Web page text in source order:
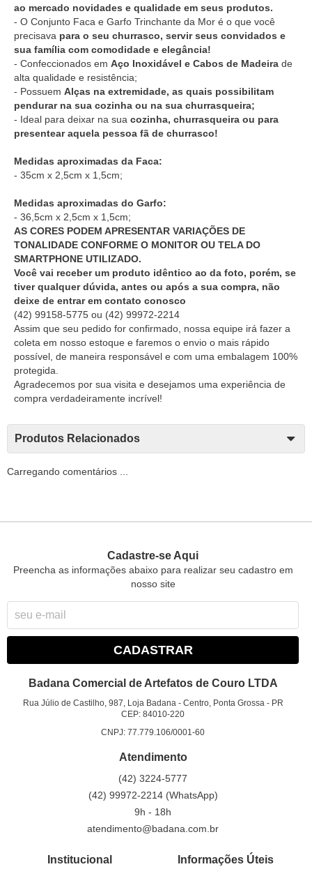
ao mercado novidades e qualidade em seus produtos.
- O Conjunto Faca e Garfo Trinchante da Mor é o que você
precisava para o seu churrasco, servir seus convidados e
sua família com comodidade e elegância!
- Confeccionados em Aço Inoxidável e Cabos de Madeira de
alta qualidade e resistência;
- Possuem Alças na extremidade, as quais possibilitam
pendurar na sua cozinha ou na sua churrasqueira;
- Ideal para deixar na sua cozinha, churrasqueira ou para
presentear aquela pessoa fã de churrasco!
Medidas aproximadas da Faca:
- 35cm x 2,5cm x 1,5cm;
Medidas aproximadas do Garfo:
- 36,5cm x 2,5cm x 1,5cm;
AS CORES PODEM APRESENTAR VARIAÇÕES DE
TONALIDADE CONFORME O MONITOR OU TELA DO
SMARTPHONE UTILIZADO.
Você vai receber um produto idêntico ao da foto, porém, se
tiver qualquer dúvida, antes ou após a sua compra, não
deixe de entrar em contato conosco
(42) 99158-5775 ou (42) 99972-2214
Assim que seu pedido for confirmado, nossa equipe irá fazer a
coleta em nosso estoque e faremos o envio o mais rápido
possível, de maneira responsável e com uma embalagem 100%
protegida.
Agradecemos por sua visita e desejamos uma experiência de
compra verdadeiramente incrível!
Produtos Relacionados
Carregando comentários ...
Cadastre-se Aqui
Preencha as informações abaixo para realizar seu cadastro em
nosso site
CADASTRAR
Badana Comercial de Artefatos de Couro LTDA
Rua Júlio de Castilho, 987, Loja Badana - Centro, Ponta Grossa - PR
CEP: 84010-220
CNPJ: 77.779.106/0001-60
Atendimento
(42) 3224-5777
(42) 99972-2214 (WhatsApp)
9h - 18h
atendimento@badana.com.br
Institucional Informações Úteis